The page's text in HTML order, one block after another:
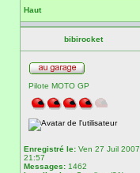
Haut
bibirocket
Pilote MOTO GP
Enregistré le: Ven 27 Juil 2007,
21:57
Messages: 1462